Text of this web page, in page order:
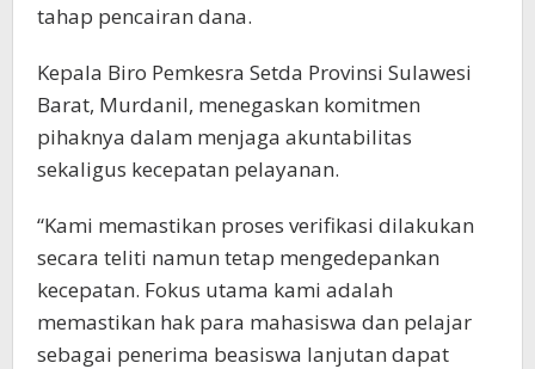
tahap pencairan dana.
Kepala Biro Pemkesra Setda Provinsi Sulawesi
Barat, Murdanil, menegaskan komitmen
pihaknya dalam menjaga akuntabilitas
sekaligus kecepatan pelayanan.
“Kami memastikan proses verifikasi dilakukan
secara teliti namun tetap mengedepankan
kecepatan. Fokus utama kami adalah
memastikan hak para mahasiswa dan pelajar
sebagai penerima beasiswa lanjutan dapat